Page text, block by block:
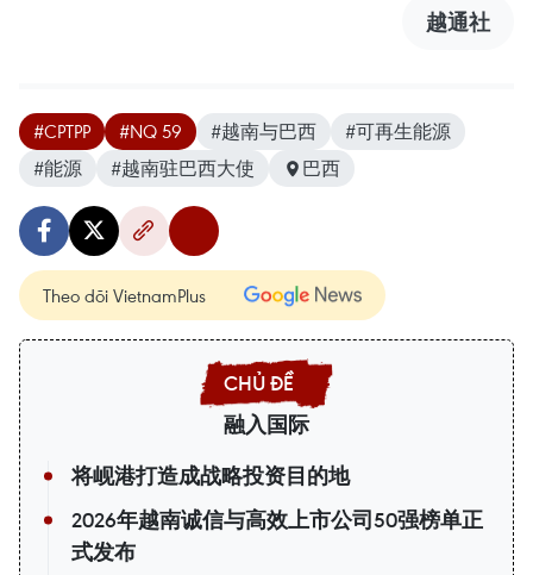
越通社
#CPTPP #NQ 59 #越南与巴西
#可再生能源
#能源
#越南驻巴西大使 巴西
Theo dõi VietnamPlus
融入国际
将岘港打造成战略投资目的地
2026年越南诚信与高效上市公司50强榜单正
式发布